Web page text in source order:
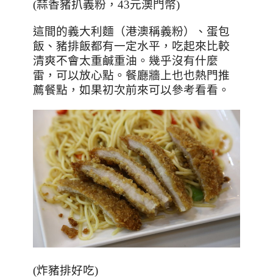
(蒜香豬扒義粉，43元澳門幣)
這間的義大利麵（港澳稱義粉）、蛋包
飯、豬排飯都有一定水平，吃起來比較
清爽不會太重鹹重油。幾乎沒有什麼
雷，可以放心點。餐廳牆上也也熱門推
薦餐點，如果初次前來可以參考看看。
(炸豬排好吃)